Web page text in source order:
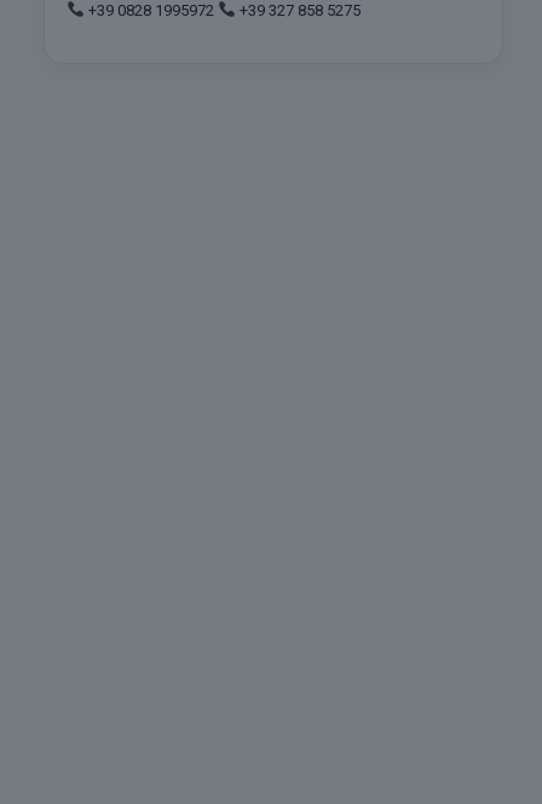
+39 0828 1995972 +39 327 858 5275